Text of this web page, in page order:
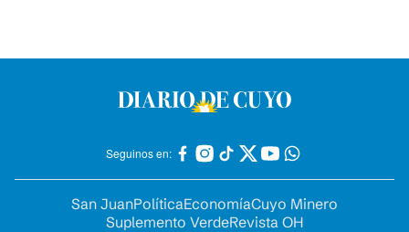
Seguinos en:
San JuanPolíticaEconomíaCuyo Minero
Suplemento VerdeRevista OH